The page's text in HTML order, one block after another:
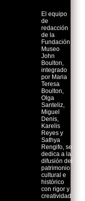
El equipo
de
redacción
de la
Fundación
Museo
John
Boulton,
integrado
por Maria
Teresa
Boulton,
Olga
Santeliz,
Miguel
Denis,
Karelis
Reyes y
Sathya
Rengifo, se
dedica a la
difusión del
patrimonio
cultural e
histórico
con rigor y
creatividad.